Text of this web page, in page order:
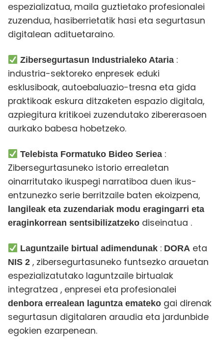
espezializatua, maila guztietako profesionalei
zuzendua, hasiberrietatik hasi eta segurtasun
digitalean adituetaraino.
Zibersegurtasun Industrialeko Ataria :
industria-sektoreko enpresek eduki
esklusiboak, autoebaluazio-tresna eta gida
praktikoak eskura ditzaketen espazio digitala,
azpiegitura kritikoei zuzendutako zibererasoen
aurkako babesa hobetzeko.
Telebista Formatuko Bideo Seriea :
Zibersegurtasuneko istorio errealetan
oinarritutako ikuspegi narratiboa duen ikus-
entzunezko serie berritzaile baten ekoizpena,
langileak eta zuzendariak modu eragingarri eta
eraginkorrean sentsibilizatzeko diseinatua .
Laguntzaile birtual adimendunak : DORA eta
NIS 2 , zibersegurtasuneko funtsezko arauetan
espezializatutako laguntzaile birtualak
integratzea , enpresei eta profesionalei
denbora errealean laguntza emateko gai direnak
segurtasun digitalaren araudia eta jardunbide
egokien ezarpenean.